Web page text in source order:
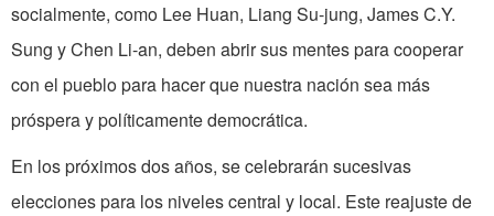
socialmente, como Lee Huan, Liang Su­-jung, James C.Y.
Sung y Chen Li-an, deben abrir sus mentes para cooperar
con el pueblo para hacer que nuestra nación sea más
próspera y políticamente democrática.
En los próximos dos años, se celebrarán sucesivas
elecciones para los niveles central y local. Este reajuste de